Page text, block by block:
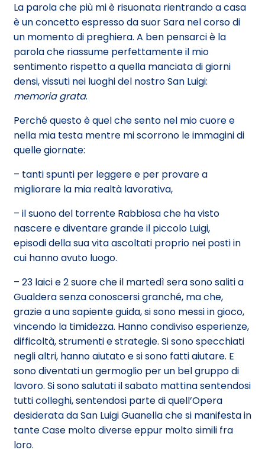
La parola che più mi è risuonata rientrando a casa
è un concetto espresso da suor Sara nel corso di
un momento di preghiera. A ben pensarci è la
parola che riassume perfettamente il mio
sentimento rispetto a quella manciata di giorni
densi, vissuti nei luoghi del nostro San Luigi:
memoria grata.
Perché questo è quel che sento nel mio cuore e
nella mia testa mentre mi scorrono le immagini di
quelle giornate:
– tanti spunti per leggere e per provare a
migliorare la mia realtà lavorativa,
– il suono del torrente Rabbiosa che ha visto
nascere e diventare grande il piccolo Luigi,
episodi della sua vita ascoltati proprio nei posti in
cui hanno avuto luogo.
– 23 laici e 2 suore che il martedì sera sono saliti a
Gualdera senza conoscersi granché, ma che,
grazie a una sapiente guida, si sono messi in gioco,
vincendo la timidezza. Hanno condiviso esperienze,
difficoltà, strumenti e strategie. Si sono specchiati
negli altri, hanno aiutato e si sono fatti aiutare. E
sono diventati un germoglio per un bel gruppo di
lavoro. Si sono salutati il sabato mattina sentendosi
tutti colleghi, sentendosi parte di quell’Opera
desiderata da San Luigi Guanella che si manifesta in
tante Case molto diverse eppur molto simili fra
loro.